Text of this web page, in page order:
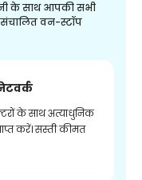
के साथ आपकी सभी
वन-स्टॉप
के साथ अत्याधुनिक
करें। सस्ती कीमत